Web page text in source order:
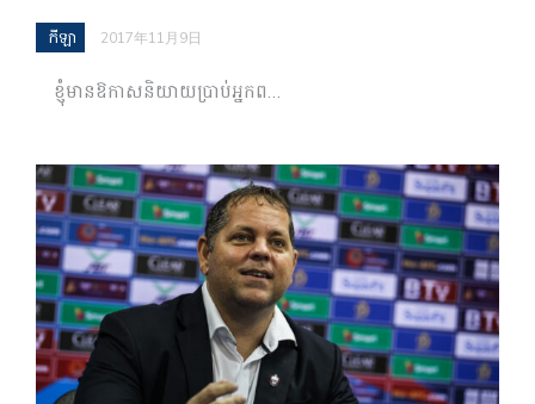
កីឡា 2017年11月9日
ខ្ញុំ​មាន​ឱកាស​និយាយ​ប្រាប់​អ្នក​ព…